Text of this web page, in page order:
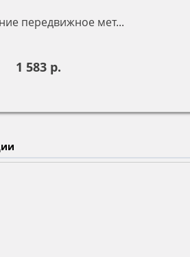
передвижное мет...
1 583 р.